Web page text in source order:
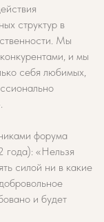
структур в
Мы
и мы
себя любимых,
форума
«Нельзя
силой ни в какие
и будет